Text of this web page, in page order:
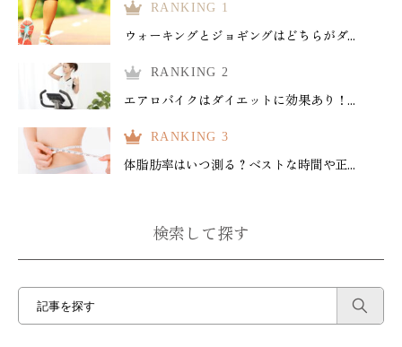
RANKING 1
ウォーキングとジョギングはどちらがダ...
RANKING 2
エアロバイクはダイエットに効果あり！...
RANKING 3
体脂肪率はいつ測る？ベストな時間や正...
検索して探す